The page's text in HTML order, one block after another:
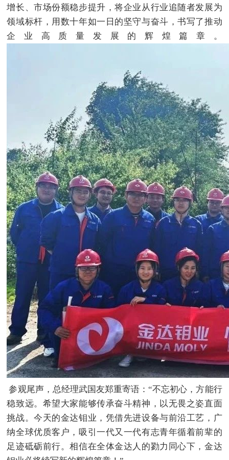
增长、市场份额稳步提升，将企业从行业追随者发展为
领域标杆，用数十年如一日的坚守与奋斗，书写了推动
企业高质量发展的辉煌篇章。
参观尾声，总经理武国友郑重寄语：“不忘初心，方能行
稳致远。希望大家能够传承奋斗精神，以无畏之姿直面
挑战。今天的金达钼业，凭借先进设备与前沿工艺，广
纳全球优质客户，吸引一代又一代有志青年循着前辈的
足迹砥砺前行。相信在全体金达人的勠力同心下，金达